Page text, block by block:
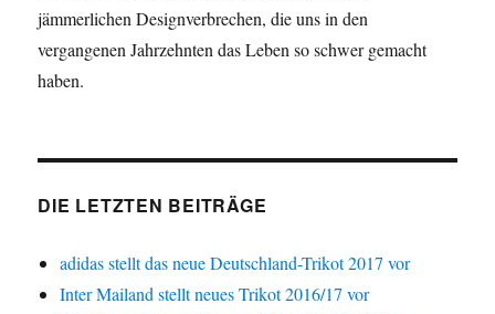
jämmerlichen Designverbrechen, die uns in den
vergangenen Jahrzehnten das Leben so schwer gemacht
haben.
DIE LETZTEN BEITRÄGE
adidas stellt das neue Deutschland-Trikot 2017 vor
Inter Mailand stellt neues Trikot 2016/17 vor